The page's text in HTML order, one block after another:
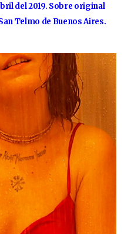
del 2019. Sobre original
Telmo de Buenos Aires.